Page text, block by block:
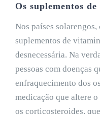
Os suplementos
Nos países
suplementos de
desnecessária. Na
pessoas com doenças
enfraquecimento dos
medicação que altere
os corticosteroides,